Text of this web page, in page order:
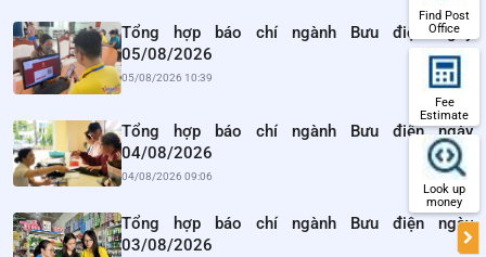
Tổng hợp báo chí ngành Bưu điện ngày
05/08/2026
05/08/2026 10:39
Tổng hợp báo chí ngành Bưu điện ngày
04/08/2026
04/08/2026 09:06
Tổng hợp báo chí ngành Bưu điện ngày
03/08/2026
Find Post
Office
Fee
Estimate
Look up
money